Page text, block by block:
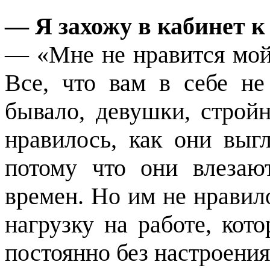
— Я захожу в кабинет
— «Мне не нравится
Все, что вам в себе не
бывало, девушки,
нравилось, как они
потому что они
времен. Но им не
нагрузку на работе,
постоянно без